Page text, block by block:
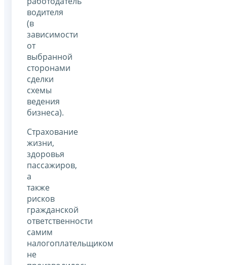
водителя
(в
зависимости
от
выбранной
сторонами
сделки
схемы
ведения
бизнеса).
Страхование
жизни,
здоровья
пассажиров,
а
также
рисков
гражданской
ответственности
самим
налогоплательщиком
не